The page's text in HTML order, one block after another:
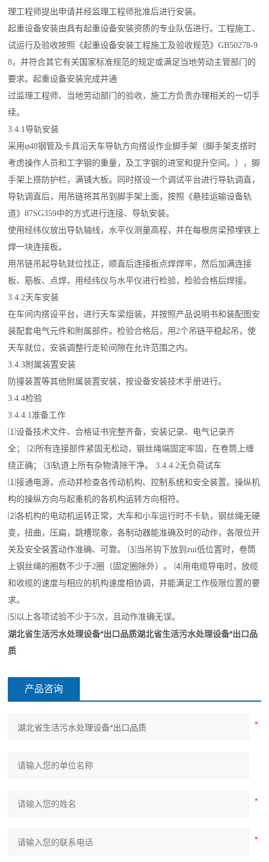
理工程师提出申请并经监理工程师批准后进行安装。
起重设备安装由具有起重设备安装资质的专业队伍进行。工程施工、
试运行及验收按照《起重设备安装工程施工及验收规范》GB50278-9
8，并符合其它有关国家标准规范的规定或满足当地劳动主管部门的
要求。起重设备安装完成并通
过监理工程师、当地劳动部门的验收，施工方负责办理相关的一切手
续。
3.4.1导轨安装
采用φ48钢管及卡具沿天车导轨方向搭设作业脚手架（脚手架支搭时
考虑操作人员和工字钢的重量，及工字钢的进室和提升空间。），脚
手架上搭防护栏，满铺大板。同时搭设一个调试平台进行导轨调直，
导轨调直后，用吊链将其吊到脚手架上面，按照《悬挂运输设备轨
道》87SG359中的方式进行连接、导轨安装。
使用经纬仪放出导轨轴线，水平仪测量高程，并在每根房梁预埋铁上
焊一块连接板。
用吊链吊起导轨就位找正，顺直后连接板点焊焊牢，然后加满连接
板、筋板、点焊，用经纬仪与水平仪进行检验，检验合格后焊接。
3.4.2天车安装
在车间内搭设平台，进行天车梁组装，并按照产品说明书和装配图安
装配套电气元件和附属部件。检验合格后，用2个吊链平稳起吊，使
天车就位，安装调整行走轮间隙在允许范围之内。
3.4.3附属装置安装
防撞装置等其他附属装置安装，按设备安装技术手册进行。
3.4.4检验
3.4.4.1准备工作
⑴设备技术文件、合格证书完整齐备，安装记录、电气记录齐
全； ⑵所有连接部件紧固无松动，钢丝绳端固定牢固，在卷筒上缠
绕正确； ⑶轨道上所有杂物清除干净。 3.4.4.2无负荷试车
⑴接通电源，点动并检查各传动机构、控制系统和安全装置。操纵机
构的操纵方向与起重机的各机构运转方向相符。
⑵各机构的电动机运转正常，大车和小车运行时不卡轨，钢丝绳无硬
变，扭曲，压扁，跳槽现象，各制动器能准确及时的动作，各限位开
关及安全装置动作准确、可靠。 ⑶当吊钩下放到zui低位置时，卷筒
上钢丝绳的圈数不少于2圈（固定圈除外）。 ⑷用电缆导电时，放缆
和收缆的速度与相应的机构速度相协调，并能满足工作极限位置的要
求。
⑸以上各项试验不少于5次，且动作准确无误。
湖北省生活污水处理设备*出口品质湖北省生活污水处理设备*出口品
质
产品咨询